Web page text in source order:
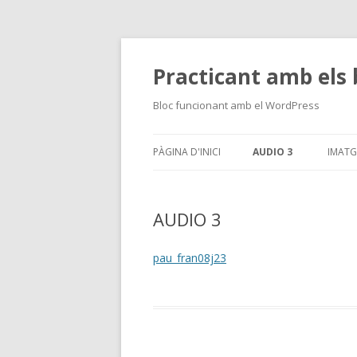
Practicant amb els
Bloc funcionant amb el WordPress
PÀGINA D'INICI AUDIO 3
AUDIO 3
pau_fran08j23